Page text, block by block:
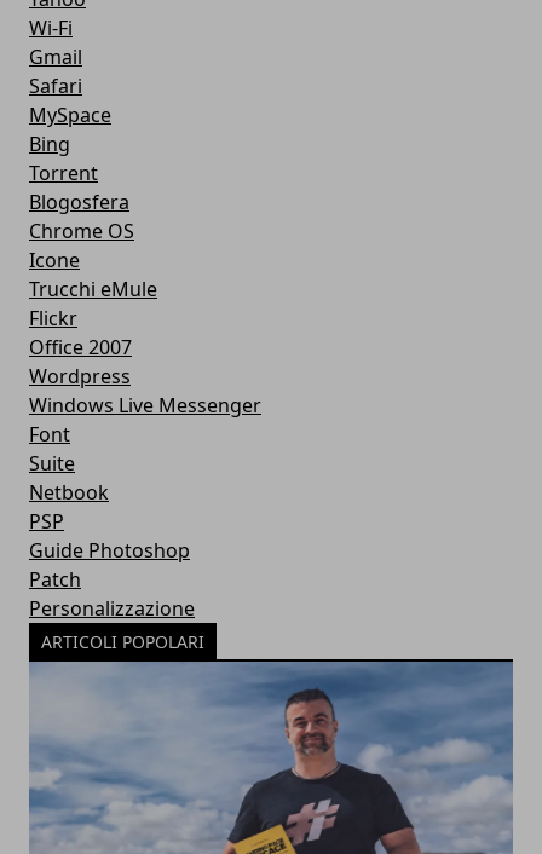
Wi-Fi
Gmail
Safari
MySpace
Bing
Torrent
Blogosfera
Chrome OS
Icone
Trucchi eMule
Flickr
Office 2007
Wordpress
Windows Live Messenger
Font
Suite
Netbook
PSP
Guide Photoshop
Patch
Personalizzazione
ARTICOLI POPOLARI